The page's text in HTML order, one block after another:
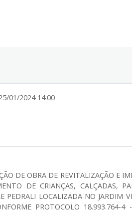
01/2024 14:00
DE OBRA DE REVITALIZAÇÃO E
DE CRIANÇAS, CALÇADAS,
PEDRALI LOCALIZADA NO JARDIM
PROTOCOLO 18.993.764-4